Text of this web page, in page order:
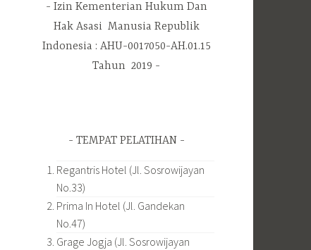
Izin Kementerian Hukum Dan
Hak Asasi Manusia Republik
Indonesia : AHU-0017050-AH.01.15
Tahun 2019
TEMPAT PELATIHAN
Regantris Hotel (Jl. Sosrowijayan
No.33)
Prima In Hotel (Jl. Gandekan
No.47)
Grage Jogja (Jl. Sosrowijayan